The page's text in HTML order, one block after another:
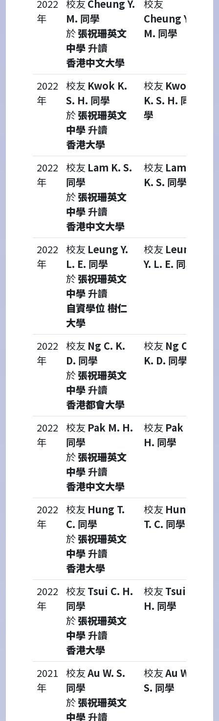
2022
年
校友 Cheung Y.
M. 同學
於張祝珊英文
中學升讀
香港中文大學
校友
Cheung Y.
M. 同學
2022
年
校友 Kwok K.
S. H. 同學
於張祝珊英文
中學升讀
香港大學
校友 Kwok
K. S. H. 同
學
2022
年
校友 Lam K. S.
同學
於張祝珊英文
中學升讀
香港中文大學
校友 Lam
K. S. 同學
2022
年
校友 Leung Y.
L. E. 同學
於張祝珊英文
中學升讀
自資學位 樹仁
大學
校友 Leung
Y. L. E. 同學
2022
年
校友 Ng C. K.
D. 同學
於張祝珊英文
中學升讀
香港都會大學
校友 Ng C.
K. D. 同學
2022
年
校友 Pak M. H.
同學
於張祝珊英文
中學升讀
香港中文大學
校友 Pak M.
H. 同學
2022
年
校友 Hung T.
C. 同學
於張祝珊英文
中學升讀
香港大學
校友 Hung
T. C. 同學
2022
年
校友 Tsui C. H.
同學
於張祝珊英文
中學升讀
香港大學
校友 Tsui C.
H. 同學
2021
年
校友Au W. S.
同學
於張祝珊英文
中學升讀
校友Au W.
S. 同學